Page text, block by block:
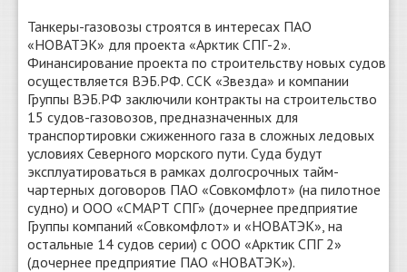
Танкеры-газовозы строятся в интересах ПАО
«НОВАТЭК» для проекта «Арктик СПГ-2».
Финансирование проекта по строительству новых судов
осуществляется ВЭБ.РФ. ССК «Звезда» и компании
Группы ВЭБ.РФ заключили контракты на строительство
15 судов-газовозов, предназначенных для
транспортировки сжиженного газа в сложных ледовых
условиях Северного морского пути. Суда будут
эксплуатироваться в рамках долгосрочных тайм-
чартерных договоров ПАО «Совкомфлот» (на пилотное
судно) и ООО «СМАРТ СПГ» (дочернее предприятие
Группы компаний «Совкомфлот» и «НОВАТЭК», на
остальные 14 судов серии) с ООО «Арктик СПГ 2»
(дочернее предприятие ПАО «НОВАТЭК»).